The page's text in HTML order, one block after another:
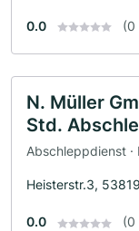
0.0 (0
N. Müller
Std.
Abschleppdienst ·
Heisterstr.3,
0.0 (0